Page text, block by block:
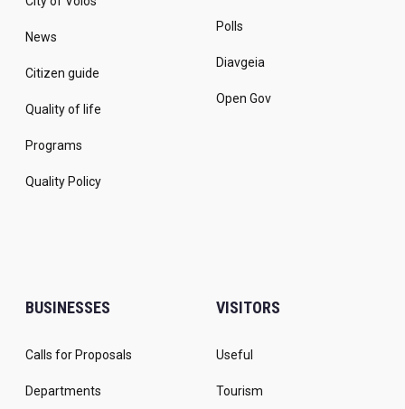
News
Citizen guide
Quality of life
Programs
Quality Policy
Polls
Diavgeia
Open Gov
BUSINESSES
Calls for Proposals
Departments
VISITORS
Useful
Tourism